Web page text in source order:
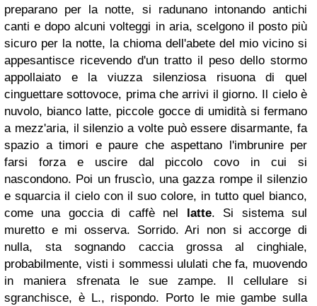
preparano per la notte, si radunano intonando antichi
canti e dopo alcuni volteggi in aria, scelgono il posto più
sicuro per la notte, la chioma dell'abete del mio vicino si
appesantisce ricevendo d'un tratto il peso dello stormo
appollaiato e la viuzza silenziosa risuona di quel
cinguettare sottovoce, prima che arrivi il giorno. Il cielo è
nuvolo, bianco latte, piccole gocce di umidità si fermano
a mezz'aria, il silenzio a volte può essere disarmante, fa
spazio a timori e paure che aspettano l'imbrunire per
farsi forza e uscire dal piccolo covo in cui si
nascondono. Poi un fruscìo, una gazza rompe il silenzio
e squarcia il cielo con il suo colore, in tutto quel bianco,
come una goccia di caffè nel latte. Si sistema sul
muretto e mi osserva. Sorrido. Ari non si accorge di
nulla, sta sognando caccia grossa al cinghiale,
probabilmente, visti i sommessi ululati che fa, muovendo
in maniera sfrenata le sue zampe. Il cellulare si
sgranchisce, è L., rispondo. Porto le mie gambe sulla